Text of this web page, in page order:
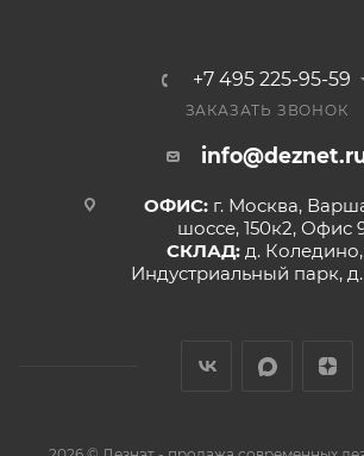
+7 495 225-95-59
ЗАКАЗАТЬ ЗВОНОК
ОФИС: г. Москва,
шоссе, 150к2, Офис
СКЛАД: д. Коледино,
Индустриальный парк, д.